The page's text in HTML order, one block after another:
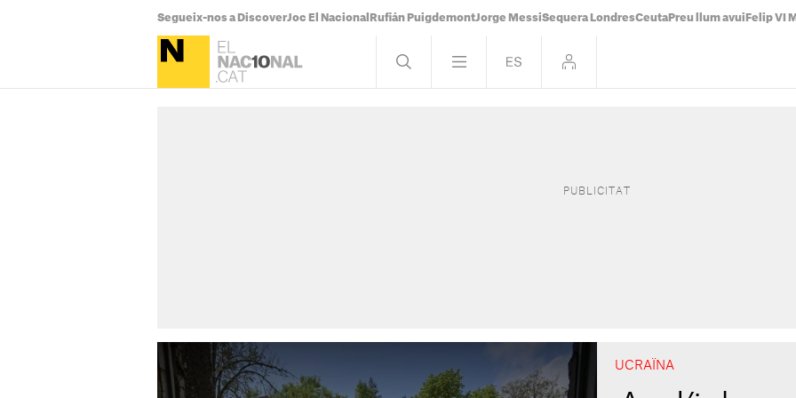
Segueix-nos a DiscoverJoc El Nacional Rufián PuigdemontJorge MessiSequera LondresCeuta Preu llum avui Felip VI
UCRAÏNA